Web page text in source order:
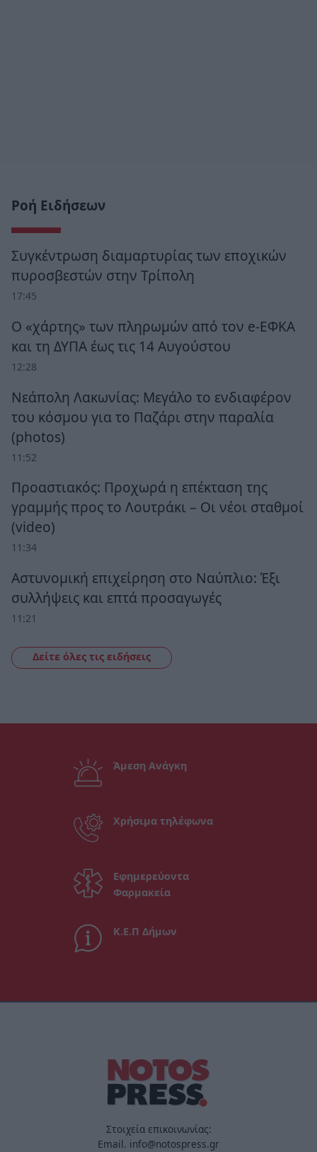
Ροή Ειδήσεων
Συγκέντρωση διαμαρτυρίας των εποχικών
πυροσβεστών στην Τρίπολη
17:45
Ο «χάρτης» των πληρωμών από τον e-ΕΦΚΑ
και τη ΔΥΠΑ έως τις 14 Αυγούστου
12:28
Νεάπολη Λακωνίας: Μεγάλο το ενδιαφέρον
του κόσμου για το Παζάρι στην παραλία
(photos)
11:52
Προαστιακός: Προχωρά η επέκταση της
γραμμής προς το Λουτράκι – Οι νέοι σταθμοί
(video)
11:34
Αστυνομική επιχείρηση στο Ναύπλιο: Έξι
συλλήψεις και επτά προσαγωγές
11:21
Δείτε όλες τις ειδήσεις
Άμεση Ανάγκη
Χρήσιμα τηλέφωνα
Εφημερεύοντα
Φαρμακεία
Κ.Ε.Π Δήμων
Στοιχεία επικοινωνίας:
Email. info@notospress.gr